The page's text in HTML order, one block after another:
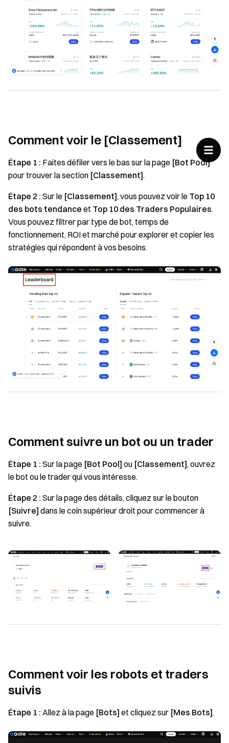
Comment voir le [Classement]
Étape 1 : Faites défiler vers le bas sur la page [Bot Pool]
pour trouver la section [Classement].
Étape 2 : Sur le [Classement], vous pouvez voir le Top 10
des bots tendance et Top 10 des Traders Populaires.
Vous pouvez filtrer par type de bot, temps de
fonctionnement, ROI et marché pour explorer et copier les
stratégies qui répondent à vos besoins.
Comment suivre un bot ou un trader
Étape 1 : Sur la page [Bot Pool] ou [Classement], ouvrez
le bot ou le trader qui vous intéresse.
Étape 2 : Sur la page des détails, cliquez sur le bouton
[Suivre] dans le coin supérieur droit pour commencer à
suivre.
Comment voir les robots et traders
suivis
Étape 1 : Allez à la page [Bots] et cliquez sur [Mes Bots].